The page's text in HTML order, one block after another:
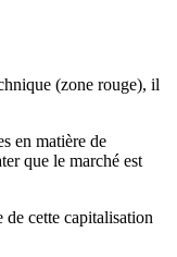
(zone rouge), il
en matière de
que le marché est
de cette capitalisation